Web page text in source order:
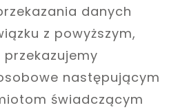
danych
z powyższym,
następującym
świadczącym